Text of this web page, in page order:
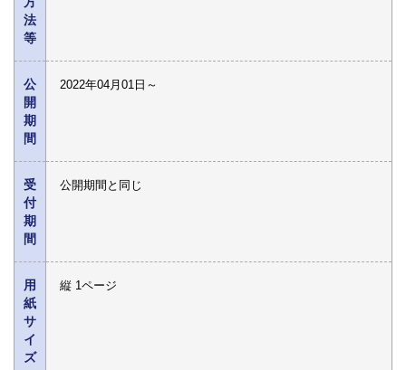
法
等
公
開
期
間
2022年04月01日～
受
付
期
間
公開期間と同じ
用
紙
サ
イ
ズ
縦 1ページ